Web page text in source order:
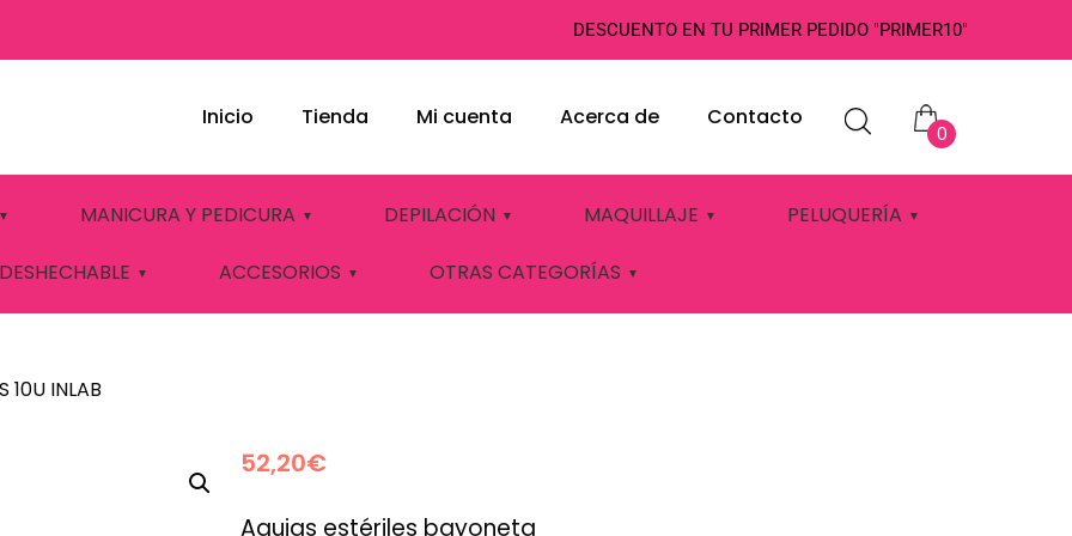
DESCUENTO EN TU PRIMER PEDIDO "PRIMER10"
0
Inicio Tienda Mi cuenta Acerca de Contacto
MANICURA Y PEDICURA DEPILACIÓN MAQUILLAJE PELUQUERÍA
ACCESORIOS OTRAS CATEGORÍAS
STELL 36 PINS 10U INLAB
10U INLAB
52,20€
Agujas estériles bayoneta